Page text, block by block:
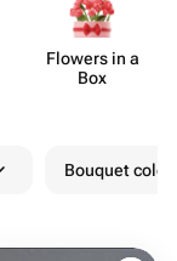
Flowers in a
Box
Bouquet